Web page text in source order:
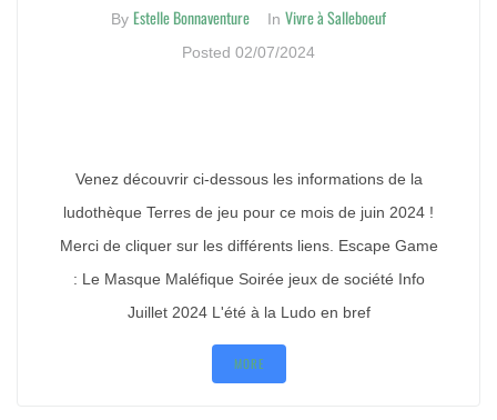
By Estelle Bonnaventure In Vivre à Salleboeuf
Posted 02/07/2024
Venez découvrir ci-dessous les informations de la
ludothèque Terres de jeu pour ce mois de juin 2024 !
Merci de cliquer sur les différents liens. Escape Game
: Le Masque Maléfique Soirée jeux de société Info
Juillet 2024 L'été à la Ludo en bref
MORE